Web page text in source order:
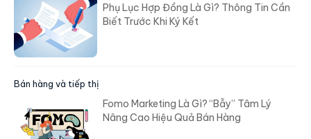
Phụ Lục Hợp Đồng Là Gì? Thông Tin Cần
Biết Trước Khi Ký Kết
Bán hàng và tiếp thị
Fomo Marketing Là Gì? “Bẫy” Tâm Lý
Nâng Cao Hiệu Quả Bán Hàng